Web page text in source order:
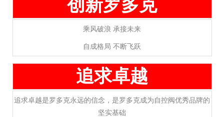
创新罗多克
乘风破浪 承接未来
自成格局 不断飞跃
追求卓越
追求卓越是罗多克永远的信念，是罗多克成为自控阀优秀品牌的
坚实基础